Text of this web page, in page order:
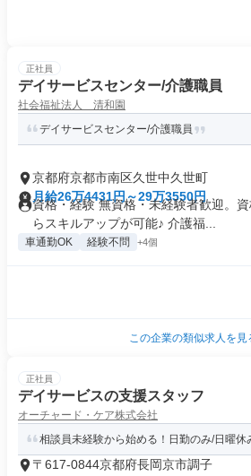
正社員
デイサービスセンター/介護職員
社会福祉法人 清和園
デイサービスセンター/介護職員
京都府京都市南区久世中久世町
月給26万4431円～29万3550円
資格・経験 無資格・未経験者歓迎。
らスキルアップが可能♪ 介護福...
車通勤OK 経験不問 +4個
この企業の類似求人を見
正社員
デイサービスの支援スタッフ
オーチャード・ケア株式会社
相談員未経験から始める！日勤のみ/日曜休
〒617-0844京都府長岡京市調子